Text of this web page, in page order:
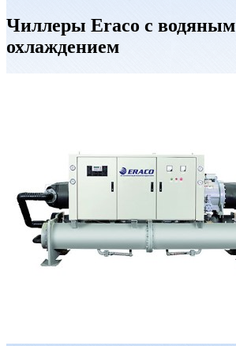
Чиллеры Eraco с водяным
охлаждением